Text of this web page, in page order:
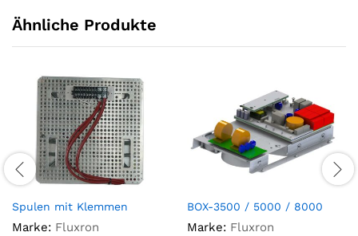
Ähnliche Produkte
Spulen mit Klemmen
Marke: Fluxron
BOX-3500 / 5000 / 8000
Marke: Fluxron